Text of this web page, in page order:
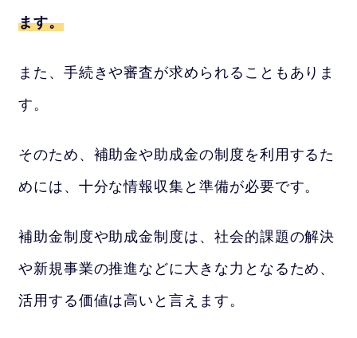
ます。
また、手続きや審査が求められることもありま
す。
そのため、補助金や助成金の制度を利用するた
めには、十分な情報収集と準備が必要です。
補助金制度や助成金制度は、社会的課題の解決
や新規事業の推進などに大きな力となるため、
活用する価値は高いと言えます。